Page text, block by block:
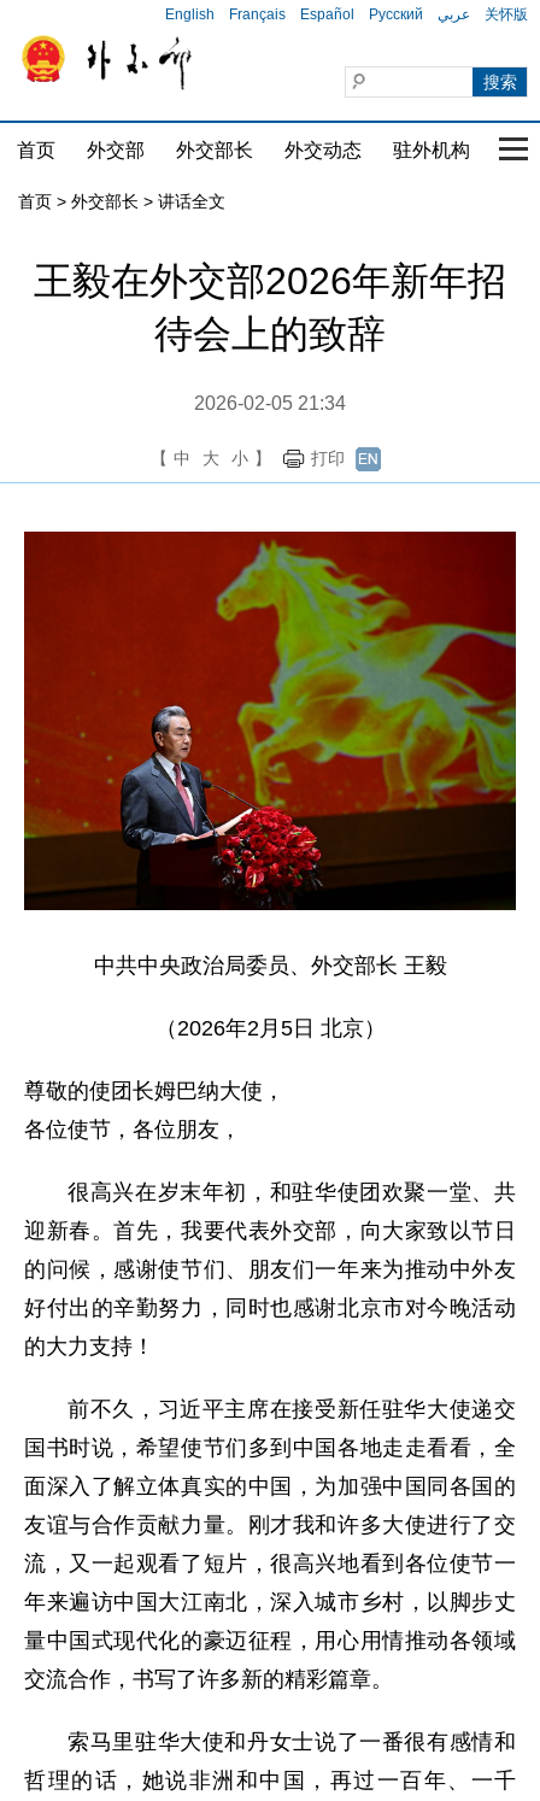
English Français Español Русский عربي 关怀版
首页 外交部 外交部长 外交动态 驻外机构 国
首页 > 外交部长 > 讲话全文
王毅在外交部2026年新年招
待会上的致辞
2026-02-05 21:34
【 中 大 小 】 打印
中共中央政治局委员、外交部长 王毅
（2026年2月5日 北京）
尊敬的使团长姆巴纳大使，
各位使节，各位朋友，
很高兴在岁末年初，和驻华使团欢聚一堂、共
迎新春。首先，我要代表外交部，向大家致以节日
的问候，感谢使节们、朋友们一年来为推动中外友
好付出的辛勤努力，同时也感谢北京市对今晚活动
的大力支持！
前不久，习近平主席在接受新任驻华大使递交
国书时说，希望使节们多到中国各地走走看看，全
面深入了解立体真实的中国，为加强中国同各国的
友谊与合作贡献力量。刚才我和许多大使进行了交
流，又一起观看了短片，很高兴地看到各位使节一
年来遍访中国大江南北，深入城市乡村，以脚步丈
量中国式现代化的豪迈征程，用心用情推动各领域
交流合作，书写了许多新的精彩篇章。
索马里驻华大使和丹女士说了一番很有感情和
哲理的话，她说非洲和中国，再过一百年、一千